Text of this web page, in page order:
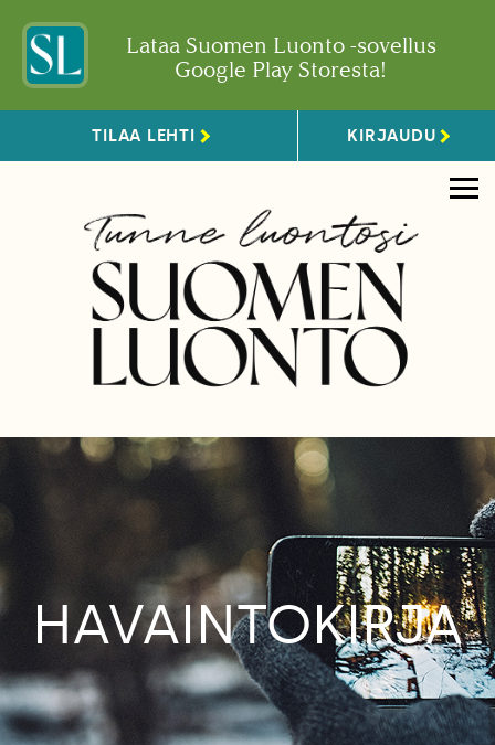
Lataa Suomen Luonto -sovellus
Google Play Storesta!
TILAA LEHTI KIRJAUDU
HAVAINTOKIRJA